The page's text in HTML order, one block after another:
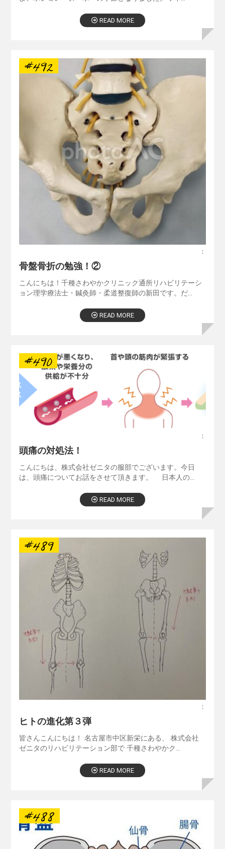
READ MORE
#492
：
骨盤骨折の勉強！②
こんにちは！千種さわやかクリニック通所リハビリテーシ
ョン理学療法士・鍼灸師・柔道整復師の新田です。だ…
READ MORE
#490
：
頭痛の対処法！
こんにちは、株式会社ゼニタの服部でございます。今日
は、頭痛についてお話をさせて頂きます。 日本人の…
READ MORE
#489
：
ヒトの進化第３弾
皆さんこんにちは！ 名古屋市中区新栄にある、 株式会社
ゼニタのリハビリテーション部で 千種さわやかク…
READ MORE
#488